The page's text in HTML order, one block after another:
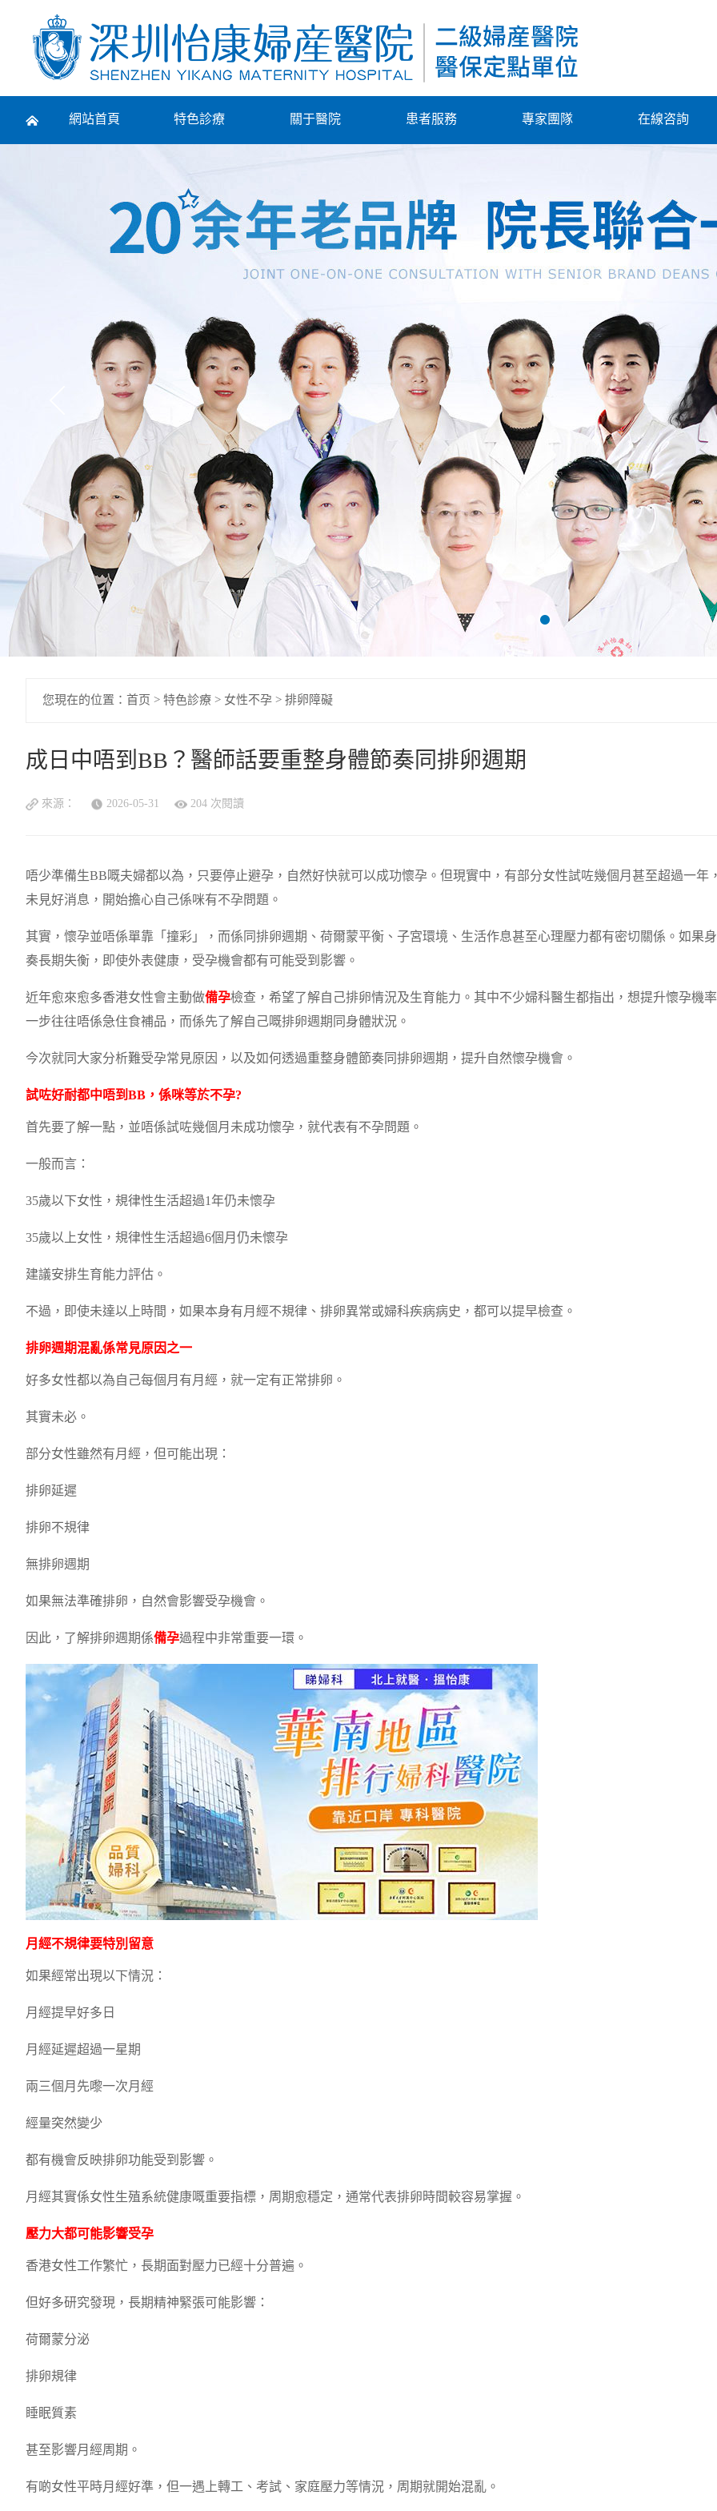
網站首頁 特色診療 關于醫院 患者服務 專家團隊 在線咨詢
Prev
您現在的位置： 首页 > 特色診療 > 女性不孕 > 排卵障礙
成日中唔到BB？醫師話要重整身體節奏同排卵週期
來源： 2026-05-31 204 次閱讀
唔少準備生BB嘅夫婦都以為，只要停止避孕，自然好快就可以成功懷孕。但現實中，有部分女性試咗幾個月甚至超過一年
未見好消息，開始擔心自己係咪有不孕問題。
其實，懷孕並唔係單靠「撞彩」，而係同排卵週期、荷爾蒙平衡、子宮環境、生活作息甚至心理壓力都有密切關係。如果
奏長期失衡，即使外表健康，受孕機會都有可能受到影響。
近年愈來愈多香港女性會主動做備孕檢查，希望了解自己排卵情況及生育能力。其中不少婦科醫生都指出，想提升懷孕機
一步往往唔係急住食補品，而係先了解自己嘅排卵週期同身體狀況。
今次就同大家分析難受孕常見原因，以及如何透過重整身體節奏同排卵週期，提升自然懷孕機會。
試咗好耐都中唔到BB，係咪等於不孕?
首先要了解一點，並唔係試咗幾個月未成功懷孕，就代表有不孕問題。
一般而言：
35歲以下女性，規律性生活超過1年仍未懷孕
35歲以上女性，規律性生活超過6個月仍未懷孕
建議安排生育能力評估。
不過，即使未達以上時間，如果本身有月經不規律、排卵異常或婦科疾病病史，都可以提早檢查。
排卵週期混亂係常見原因之一
好多女性都以為自己每個月有月經，就一定有正常排卵。
其實未必。
部分女性雖然有月經，但可能出現：
排卵延遲
排卵不規律
無排卵週期
如果無法準確排卵，自然會影響受孕機會。
因此，了解排卵週期係備孕過程中非常重要一環。
月經不規律要特別留意
如果經常出現以下情況：
月經提早好多日
月經延遲超過一星期
兩三個月先嚟一次月經
經量突然變少
都有機會反映排卵功能受到影響。
月經其實係女性生殖系統健康嘅重要指標，周期愈穩定，通常代表排卵時間較容易掌握。
壓力大都可能影響受孕
香港女性工作繁忙，長期面對壓力已經十分普遍。
但好多研究發現，長期精神緊張可能影響：
荷爾蒙分泌
排卵規律
睡眠質素
甚至影響月經周期。
有啲女性平時月經好準，但一遇上轉工、考試、家庭壓力等情況，周期就開始混亂。